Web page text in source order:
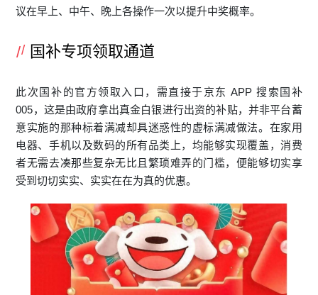
议在早上、中午、晚上各操作一次以提升中奖概率。
国补专项领取通道
此次国补的官方领取入口，需直接于京东 APP 搜索国补
005，这是由政府拿出真金白银进行出资的补贴，并非平台蓄
意实施的那种标着满减却具迷惑性的虚标满减做法。在家用
电器、手机以及数码的所有品类上，均能够实现覆盖，消费
者无需去凑那些复杂无比且繁琐难弄的门槛，便能够切实享
受到切切实实、实实在在为真的优惠。